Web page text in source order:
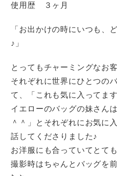
使用歴 ３ヶ月
「お出かけの時にいつも、
♪」
とってもチャーミングなお客
それぞれに世界にひとつの
て、「これも気に入ってま
イエローのバッグの妹さん
＾＾」とそれぞれにお気に
話してくださりました♪
お洋服にも合っていてとて
撮影時はちゃんとバッグを